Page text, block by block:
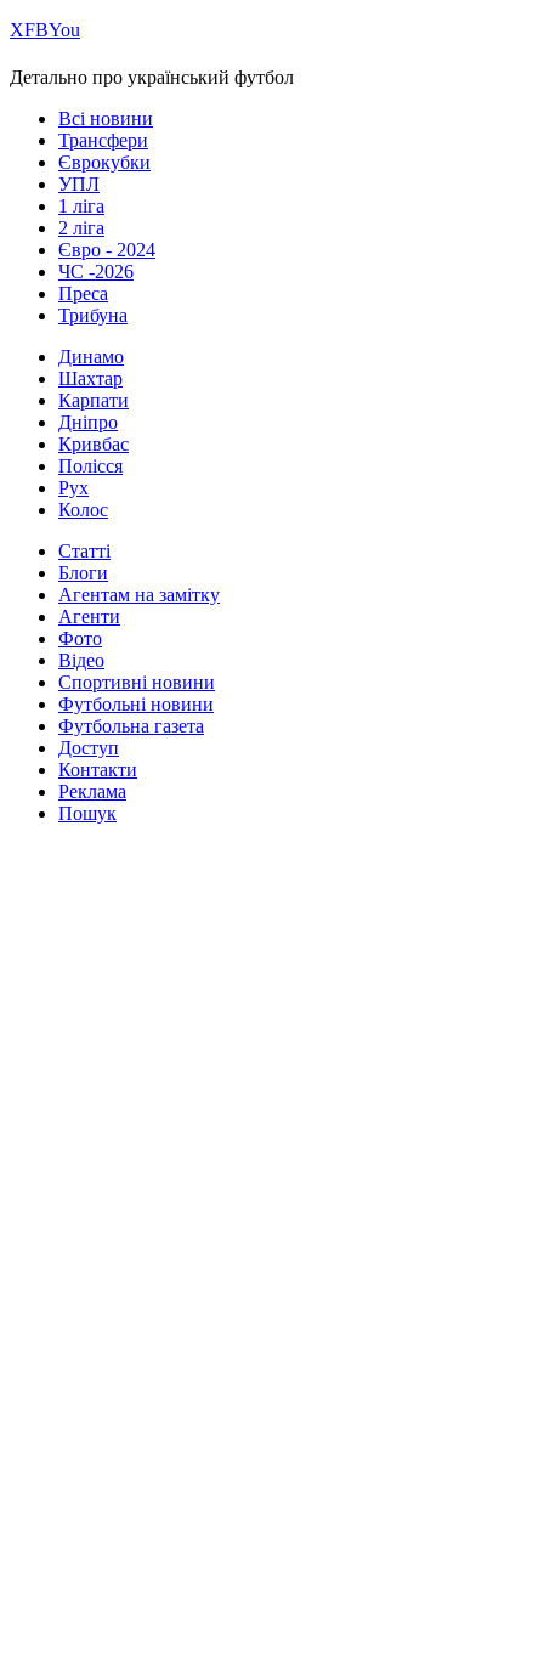
ХFBYou
Детально про український футбол
Всі новини
Трансфери
Єврокубки
УПЛ
1 ліга
2 ліга
Євро - 2024
ЧС -2026
Преса
Трибуна
Динамо
Шахтар
Карпати
Дніпро
Кривбас
Полісся
Рух
Колос
Статті
Блоги
Агентам на замітку
Агенти
Фото
Відео
Спортивні новини
Футбольні новини
Футбольна газета
Доступ
Контакти
Реклама
Пошук